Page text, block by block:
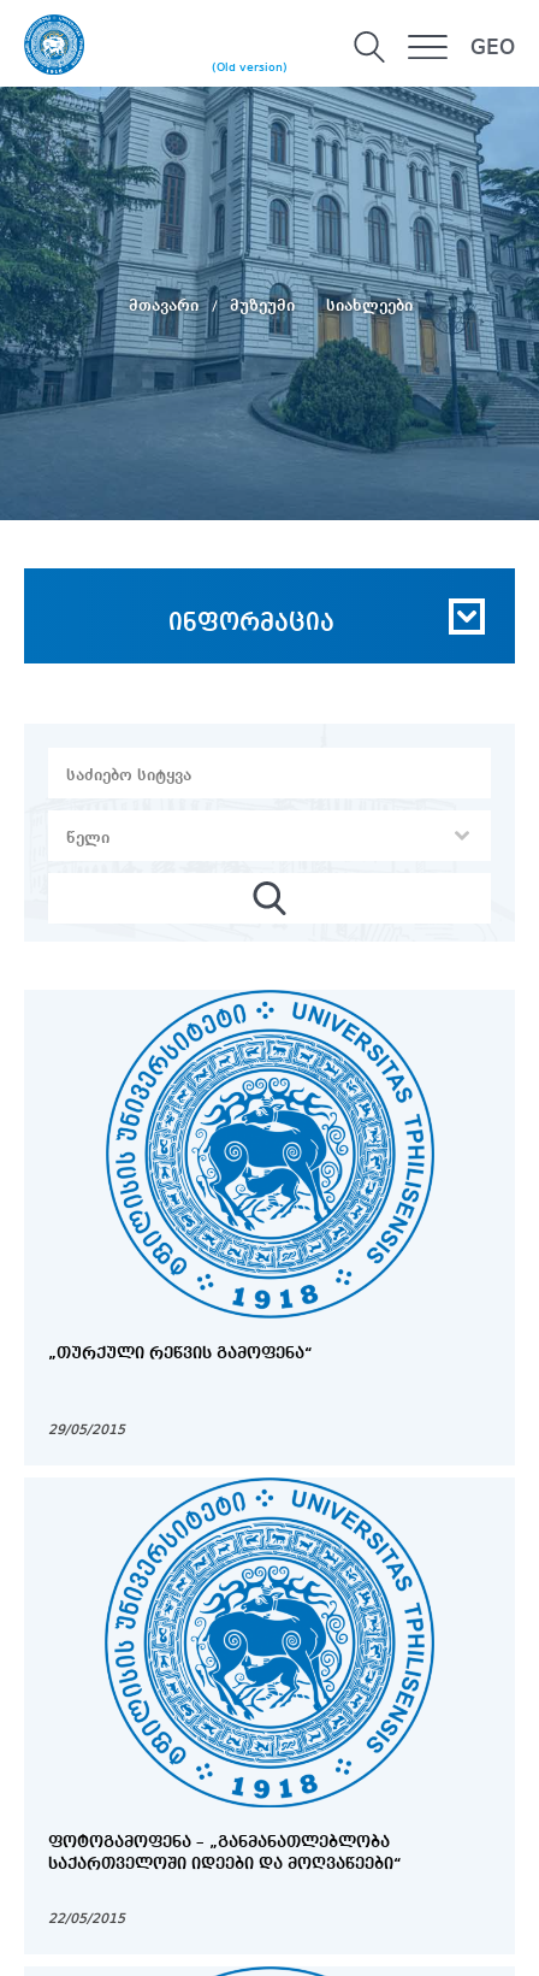
(Old version)
GEO
მთავარი მუზეუმი სიახლეები
ინფორმაცია
„ᲗᲣᲠᲥᲣᲚᲘ ᲠᲔᲬᲕᲘᲡ ᲒᲐᲛᲝᲤᲔᲜᲐ“
29/05/2015
ᲤᲝᲢᲝᲒᲐᲛᲝᲤᲔᲜᲐ – „ᲒᲐᲜᲛᲐᲜᲐᲗᲚᲔᲑᲚᲝᲑᲐ
ᲡᲐᲥᲐᲠᲗᲕᲔᲚᲝᲨᲘ ᲘᲓᲔᲔᲑᲘ ᲓᲐ ᲛᲝᲦᲕᲐᲬᲔᲔᲑᲘ“
22/05/2015